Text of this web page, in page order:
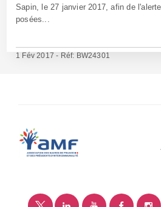
Sapin, le 27 janvier 2017, afin de
posées...
1 Fév 2017 - Réf: BW24301